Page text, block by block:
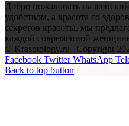
Добро пожаловать на женский
удобством, а красота со
секретов красоты, мы
каждой современной
© Krasotology.ru | Copyright
Facebook Twitter WhatsApp
Back to top button